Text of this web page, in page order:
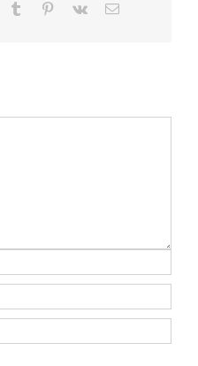
Tumblr Pinterest
Vk Email